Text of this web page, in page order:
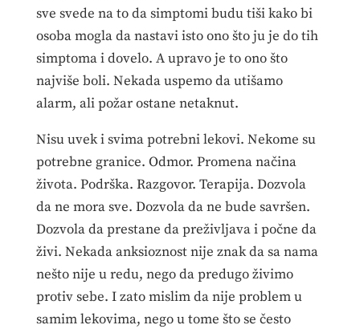
sve svede na to da simptomi budu tiši kako bi
osoba mogla da nastavi isto ono što ju je do tih
simptoma i dovelo. A upravo je to ono što
najviše boli. Nekada uspemo da utišamo
alarm, ali požar ostane netaknut.
Nisu uvek i svima potrebni lekovi. Nekome su
potrebne granice. Odmor. Promena načina
života. Podrška. Razgovor. Terapija. Dozvola
da ne mora sve. Dozvola da ne bude savršen.
Dozvola da prestane da preživljava i počne da
živi. Nekada anksioznost nije znak da sa nama
nešto nije u redu, nego da predugo živimo
protiv sebe. I zato mislim da nije problem u
samim lekovima, nego u tome što se često